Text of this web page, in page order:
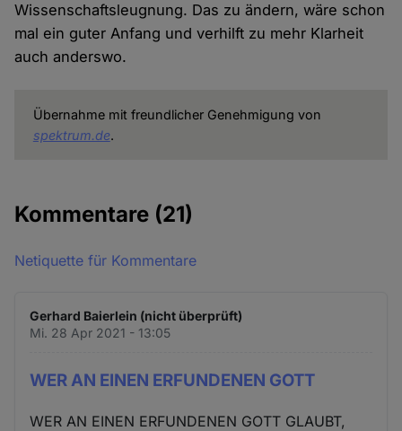
Wissenschaftsleugnung. Das zu ändern, wäre schon
mal ein guter Anfang und verhilft zu mehr Klarheit
auch anderswo.
Übernahme mit freundlicher Genehmigung von
spektrum.de.
Kommentare (21)
Netiquette für Kommentare
Gerhard Baierlein (nicht überprüft)
Mi. 28 Apr 2021 - 13:05
WER AN EINEN ERFUNDENEN GOTT
WER AN EINEN ERFUNDENEN GOTT GLAUBT,